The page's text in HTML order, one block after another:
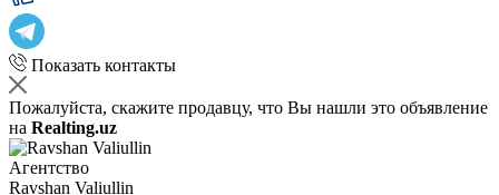
Показать контакты
Пожалуйста, скажите продавцу, что Вы нашли это объявление
на Realting.uz
Агентство
Ravshan Valiullin